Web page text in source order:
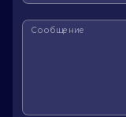
Сообщение